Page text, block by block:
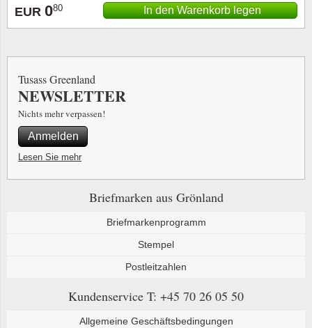
EUR 080 In den Warenkorb legen
Briefmarken aus Grönland
Briefmarkenprogramm
Stempel
Postleitzahlen
Kundenservice T: +45 70 26 05 50
Allgemeine Geschäftsbedingungen
Tusass Greenland
NEWSLETTER
Nichts mehr verpassen!
Anmelden
Lesen Sie mehr